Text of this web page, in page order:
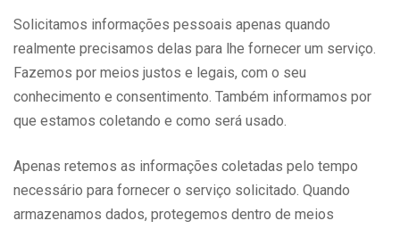
Solicitamos informações pessoais apenas quando
realmente precisamos delas para lhe fornecer um serviço.
Fazemos por meios justos e legais, com o seu
conhecimento e consentimento. Também informamos por
que estamos coletando e como será usado.
Apenas retemos as informações coletadas pelo tempo
necessário para fornecer o serviço solicitado. Quando
armazenamos dados, protegemos dentro de meios